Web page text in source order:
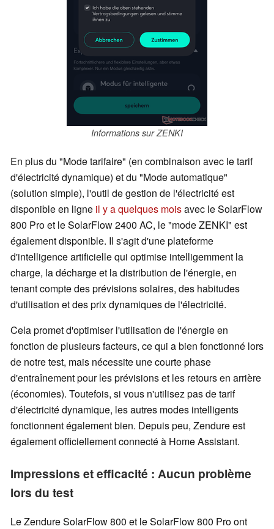
Informations sur ZENKI
En plus du "Mode tarifaire" (en combinaison avec le tarif
d'électricité dynamique) et du "Mode automatique"
(solution simple), l'outil de gestion de l'électricité est
disponible en ligne il y a quelques moisavec le SolarFlow
800 Pro et le SolarFlow 2400 AC, le "mode ZENKI" est
également disponible. Il s'agit d'une plateforme
d'intelligence artificielle qui optimise intelligemment la
charge, la décharge et la distribution de l'énergie, en
tenant compte des prévisions solaires, des habitudes
d'utilisation et des prix dynamiques de l'électricité.
Cela promet d'optimiser l'utilisation de l'énergie en
fonction de plusieurs facteurs, ce qui a bien fonctionné lors
de notre test, mais nécessite une courte phase
d'entraînement pour les prévisions et les retours en arrière
(économies). Toutefois, si vous n'utilisez pas de tarif
d'électricité dynamique, les autres modes intelligents
fonctionnent également bien. Depuis peu, Zendure est
également officiellement connecté à Home Assistant.
Impressions et efficacité : Aucun problème
lors du test
Le Zendure SolarFlow 800 et le SolarFlow 800 Pro ont